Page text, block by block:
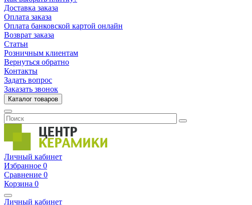
Доставка заказа
Оплата заказа
Оплата банковской картой онлайн
Возврат заказа
Статьи
Розничным клиентам
Вернуться обратно
Контакты
Задать вопрос
Заказать звонок
Каталог товаров
Личный кабинет
Избранное 0
Сравнение 0
Корзина 0
Личный кабинет